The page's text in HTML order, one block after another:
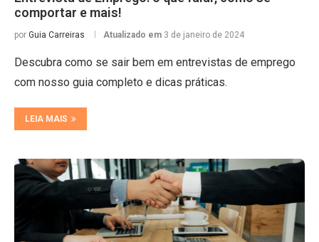
comportar e mais!
por Guia Carreiras Atualizado em 3 de janeiro de 2024
Descubra como se sair bem em entrevistas de emprego
com nosso guia completo e dicas práticas.
LEIA MAIS